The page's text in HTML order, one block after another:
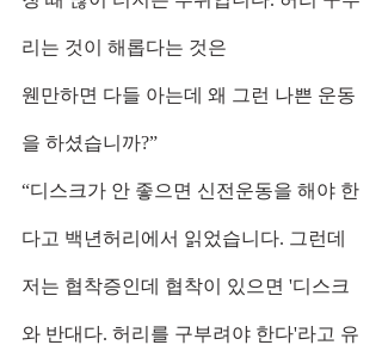
리는 것이 해롭다는 것은
웬만하면 다들 아는데 왜 그런 나쁜 운동
을 하셨습니까?”
“디스크가 안 좋으면 신전운동을 해야 한
다고 백년허리에서 읽었습니다. 그런데
저는 협착증인데 협착이 있으면 '디스크
와 반대다. 허리를 구부려야 한다'라고 유